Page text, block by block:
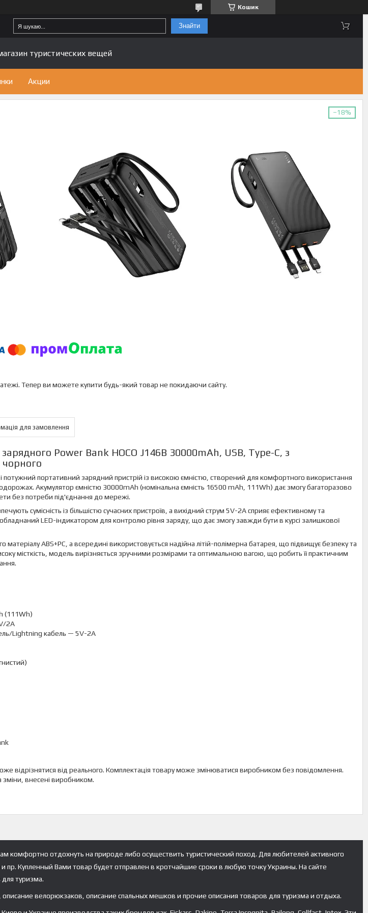
Кошик
Знайти
туристических вещей
Акции
–18%
Тепер ви можете купити будь-який товар не покидаючи сайту.
для замовлення
Power Bank HOCO J146B 30000mAh, USB, Type-C, з
потужний портативний зарядний пристрій із високою ємністю, створений для комфортного використання
Акумулятор ємністю 30000mAh (номінальна ємність 16500 mAh, 111Wh) дає змогу багаторазово
без потреби під'єднання до мережі.
сумісність із більшістю сучасних пристроїв, а вихідний струм 5V-2A сприяє ефективному та
LED-індикатором для контролю рівня заряду, що дає змогу завжди бути в курсі залишкової
матеріалу ABS+PC, а всередині використовується надійна літій-полімерна батарея, що підвищує безпеку та
місткість, модель вирізняється зручними розмірами та оптимальною вагою, що робить її практичним
(111Wh)
2A
Lightning кабель — 5V-2A
може відрізнятися від реального. Комплектація товару може змінюватися виробником без повідомлення.
зміни, внесені виробником.
комфортно отдохнуть на природе либо осуществить туристический поход. Для любителей активного
Купленный Вами товар будет отправлен в кротчайшие сроки в любую точку Украины. На сайте
туризма.
велорюкзаков, описание спальных мешков и прочие описания товаров для туризма и отдыха.